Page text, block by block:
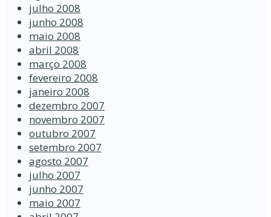
julho 2008
junho 2008
maio 2008
abril 2008
março 2008
fevereiro 2008
janeiro 2008
dezembro 2007
novembro 2007
outubro 2007
setembro 2007
agosto 2007
julho 2007
junho 2007
maio 2007